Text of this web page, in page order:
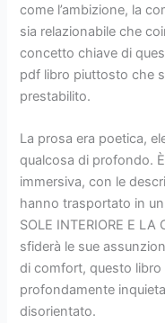
come l’ambizione, la
sia relazionabile che
concetto chiave di
pdf libro piuttosto che
prestabilito.
La prosa era poetica,
qualcosa di profondo.
immersiva, con le
hanno trasportato in
SOLE INTERIORE E
sfiderà le sue
di comfort, questo libro
profondamente
disorientato.